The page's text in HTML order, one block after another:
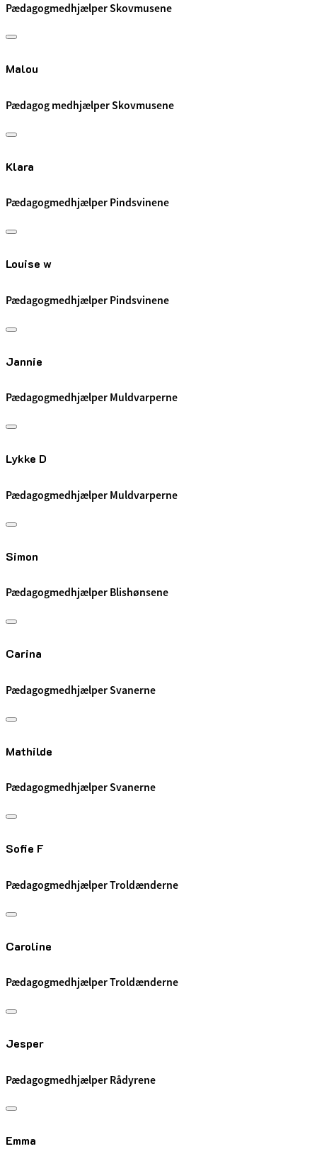
Pædagogmedhjælper Skovmusene
Malou
Pædagog medhjælper Skovmusene
Klara
Pædagogmedhjælper Pindsvinene
Louise w
Pædagogmedhjælper Pindsvinene
Jannie
Pædagogmedhjælper Muldvarperne
Lykke D
Pædagogmedhjælper Muldvarperne
Simon
Pædagogmedhjælper Blishønsene
Carina
Pædagogmedhjælper Svanerne
Mathilde
Pædagogmedhjælper Svanerne
Sofie F
Pædagogmedhjælper Troldænderne
Caroline
Pædagogmedhjælper Troldænderne
Jesper
Pædagogmedhjælper Rådyrene
Emma